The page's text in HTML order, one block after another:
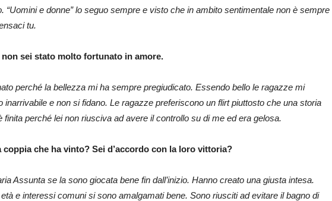
“Uomini e donne” lo seguo sempre e visto che in ambito sentimentale non è sempre
tu.
sei stato molto fortunato in amore.
perché la bellezza mi ha sempre pregiudicato. Essendo bello le ragazze mi
inarrivabile e non si fidano. Le ragazze preferiscono un flirt piuttosto che una storia
finita perché lei non riusciva ad avere il controllo su di me ed era gelosa.
coppia che ha vinto? Sei d’accordo con la loro vittoria?
Assunta se la sono giocata bene fin dall’inizio. Hanno creato una giusta intesa.
e interessi comuni si sono amalgamati bene. Sono riusciti ad evitare il bagno di